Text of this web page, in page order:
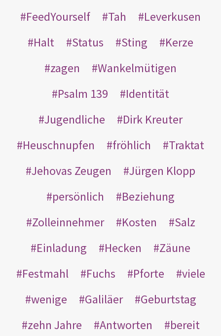
FeedYourself
Tah
Leverkusen
Halt
Status Sting
Kerze
zagen
Wankelmütigen
Psalm 139
Identität
Jugendliche
Dirk Kreuter
Heuschnupfen
fröhlich
Traktat
Jehovas Zeugen
Jürgen Klopp
persönlich
Beziehung
Zolleinnehmer
Kosten
Salz
Einladung
Hecken
Zäune
Festmahl
Fuchs Pforte
viele
wenige
Galiläer
Geburtstag
zehn Jahre
Antworten bereit